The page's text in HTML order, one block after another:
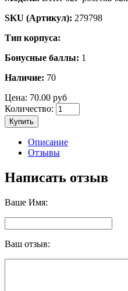
SKU (Артикул): 279798
Тип корпуса:
Бонусные баллы: 1
Наличие: 70
Цена: 70.00 руб
Количество:
Купить
Описание
Отзывы
Написать отзыв
Ваше Имя:
Ваш отзыв: